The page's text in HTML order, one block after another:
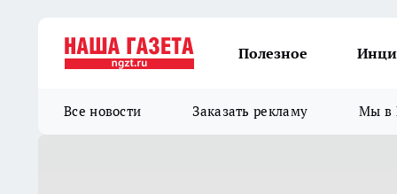
Полезное
Все новости Заказать рекламу Мы в